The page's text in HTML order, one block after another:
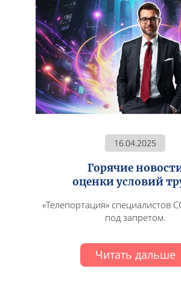
16.04.2025
Горячие
оценки условий
«Телепортация» специалистов
под запретом.
Читать дальше